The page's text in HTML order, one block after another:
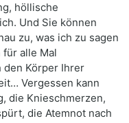
höllische
Und Sie können
zu, was ich zu sagen
für alle Mal
Körper Ihrer
Vergessen kann
die Knieschmerzen,
die Atemnot nach